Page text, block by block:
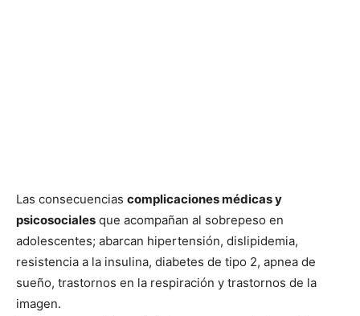
Las consecuencias complicaciones médicas y
psicosociales que acompañan al sobrepeso en
adolescentes; abarcan hipertensión, dislipidemia,
resistencia a la insulina, diabetes de tipo 2, apnea de
sueño, trastornos en la respiración y trastornos de la
imagen.